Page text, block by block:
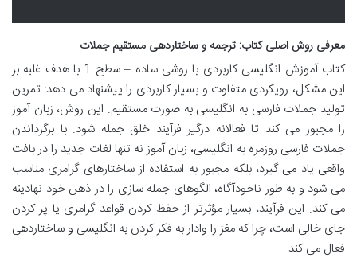
معرفی روش اصلی کتاب: ترجمه و ساختاردهی مستقیم جملات
کتاب آموزش انگلیسی کاربردی با روشی ساده – سطح 1 با هدف غلبه بر
این مشکل، رویکردی متفاوت و بسیار کاربردی را پیشنهاد می دهد: تمرین
تولید جملات فارسی به انگلیسی به صورت مستقیم. این روش، زبان آموز
را مجبور می کند تا فعالانه درگیر فرآیند خلق جمله شود. با برگرداندن
جملات فارسی روزمره به انگلیسی، زبان آموز نه تنها لغات جدید را در بافت
واقعی یاد می گیرد، بلکه مجبور به استفاده از ساختارهای گرامری مناسب
می شود و به طور ناخودآگاه، الگوهای جمله سازی را در ذهن خود نهادینه
می کند. این فرآیند، بسیار مؤثرتر از حفظ کردن قواعد گرامری یا پر کردن
جای خالی است، چرا که مغز را وادار به فکر کردن به انگلیسی و ساختاردهی
فعال می کند.